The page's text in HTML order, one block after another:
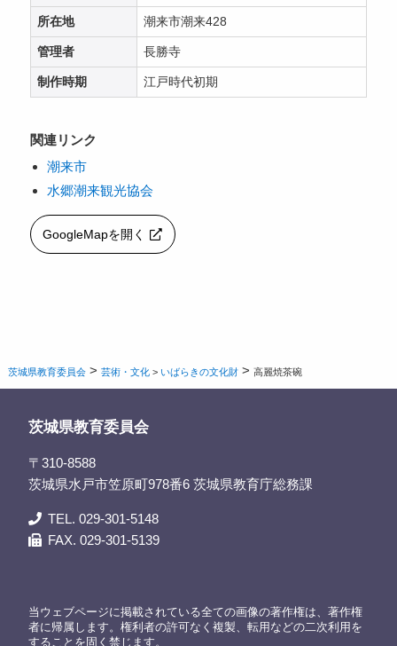
所在地 潮来市潮来428
管理者 長勝寺
制作時期 江戸時代初期
関連リンク
潮来市
水郷潮来観光協会
GoogleMapを開く
茨城県教育委員会 >芸術・文化 > いばらきの文化財 >高麗焼茶碗
茨城県教育委員会
〒310-8588
茨城県水戸市笠原町978番6 茨城県教育庁総務課
TEL. 029-301-5148
FAX. 029-301-5139
当ウェブページに掲載されている全ての画像の著作権は、著作権
者に帰属します。権利者の許可なく複製、転用などの二次利用を
することを固く禁じます。